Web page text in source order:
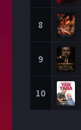
8
9
10